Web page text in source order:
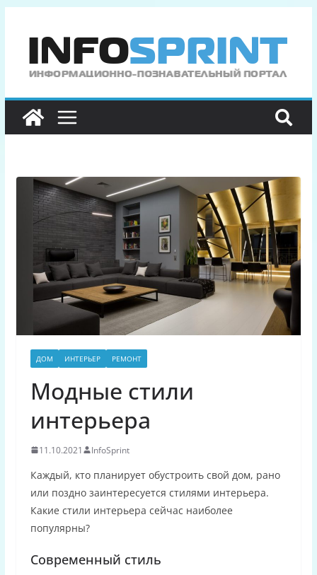
содержимому
ДОМ ИНТЕРЬЕР РЕМОНТ
Модные стили
интерьера
11.10.2021 InfoSprint
Каждый, кто планирует обустроить свой дом, рано
или поздно заинтересуется стилями интерьера.
Какие стили интерьера сейчас наиболее
популярны?
Современный стиль